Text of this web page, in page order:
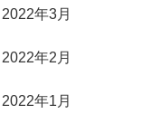
2022年3月
2022年2月
2022年1月